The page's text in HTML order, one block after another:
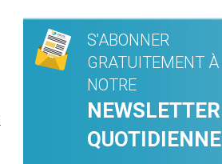
S'ABONNER
GRATUITEMENT À
NOTRE
NEWSLETTER
QUOTIDIENNE